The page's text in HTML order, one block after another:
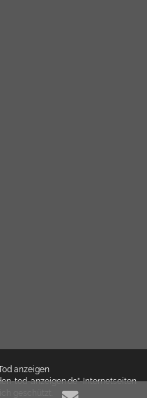
anzeigen
tod-anzeigen.de"-Internetseiten